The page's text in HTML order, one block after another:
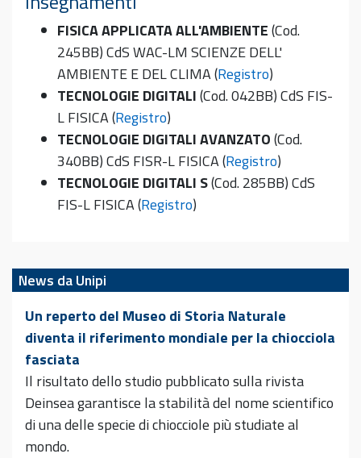
FISICA APPLICATA ALL'AMBIENTE(Cod.
245BB) CdS WAC-LM SCIENZE DELL'
AMBIENTE E DEL CLIMA (Registro)
TECNOLOGIE DIGITALI(Cod. 042BB) CdS FIS-
L FISICA (Registro)
TECNOLOGIE DIGITALI AVANZATO(Cod.
340BB) CdS FISR-L FISICA (Registro)
TECNOLOGIE DIGITALI S(Cod. 285BB) CdS
FIS-L FISICA (Registro)
News da Unipi
Un reperto del Museo di Storia Naturale
diventa il riferimento mondiale per la chiocciola
fasciata
Il risultato dello studio pubblicato sulla rivista
Deinsea garantisce la stabilità del nome scientifico
di una delle specie di chiocciole più studiate al
mondo.